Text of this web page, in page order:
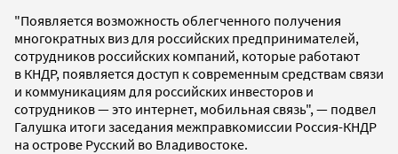
"Появляется возможность облегченного получения
многократных виз для российских предпринимателей,
сотрудников российских компаний, которые работают
в КНДР, появляется доступ к современным средствам связи
и коммуникациям для российских инвесторов и
сотрудников — это интернет, мобильная связь", — подвел
Галушка итоги заседания межправкомиссии Россия-КНДР
на острове Русский во Владивостоке.